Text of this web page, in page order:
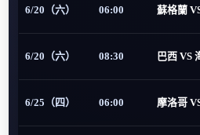
6/20（六） 06:00 蘇格蘭
6/20（六） 08:30 巴西 VS
6/25（四） 06:00 摩洛哥